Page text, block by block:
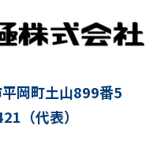
岡町土山899番5
（代表）